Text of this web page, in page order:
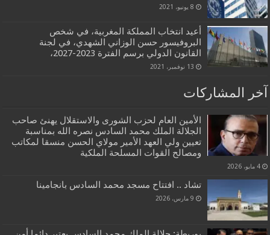
8 يونيو، 2021
أعيد انتخاب المملكة المغربية، في شخص
البروفيسور حسن الوزاني الشهدي، في لجنة
القانون الدولي برسم الفترة 2023-2027،
13 نوفمبر، 2021
آخر المشاركات
الأمين العام لحزب الشورى والاستقلال يهنئ صاحب
الجلالة الملك محمد السادس نصره الله بمناسبة
تعيين ولي العهد الأمير مولاي الحسن منسقا لمكاتب
ومصالح القوات المسلحة الملكية
4 مايو، 2026
تشاد .. افتتاح مسجد محمد السادس بانجامينا
9 مارس، 2026